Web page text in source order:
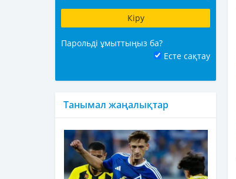
Парольді ұмыттыңыз ба?
Есте сақтау
Танымал жаңалықтар